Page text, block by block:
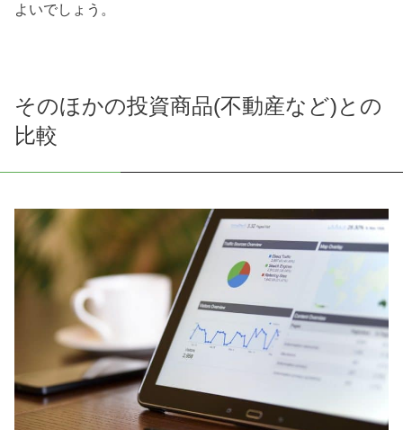
よいでしょう。
そのほかの投資商品(不動産など)との
比較